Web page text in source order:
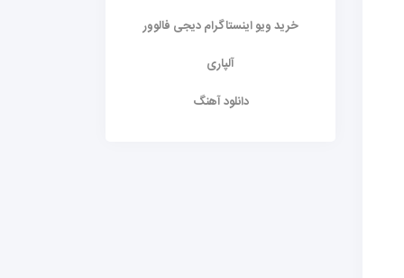
خرید ویو اینستاگرام دیجی فالوور
آلپاری
دانلود آهنگ